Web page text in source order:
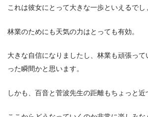
これは彼女にとって大きな一歩といえるでし
林業のためにも天気の力はとっても有効。
大きな自信になりましたし、林業も頑張って
った瞬間かと思います。
しかも、百音と菅波先生の距離もちょっと近